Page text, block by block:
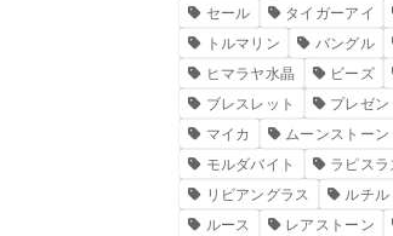
セール
タイガーアイ
トルマリン
バングル
ヒマラヤ水晶
ビーズ
ブレスレット
プレゼン
マイカ
ムーンストーン
モルダバイト
ラピスラ
リビアングラス
ルチル
ルース
レアストーン